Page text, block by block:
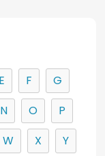
E F
G
N O
P
W X
Y